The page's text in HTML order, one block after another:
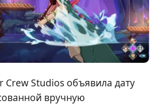
Crew Studios объявила дату
вручную